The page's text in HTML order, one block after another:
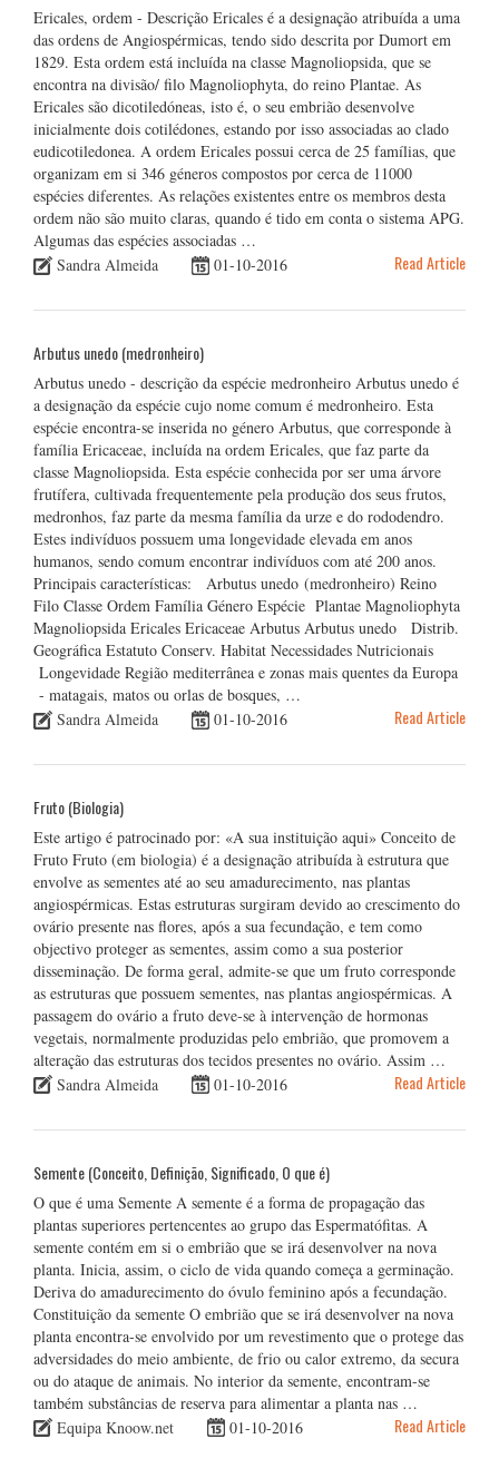
Ericales, ordem - Descrição Ericales é a designação atribuída a uma
das ordens de Angiospérmicas, tendo sido descrita por Dumort em
1829. Esta ordem está incluída na classe Magnoliopsida, que se
encontra na divisão/ filo Magnoliophyta, do reino Plantae. As
Ericales são dicotiledóneas, isto é, o seu embrião desenvolve
inicialmente dois cotilédones, estando por isso associadas ao clado
eudicotiledonea. A ordem Ericales possui cerca de 25 famílias, que
organizam em si 346 géneros compostos por cerca de 11000
espécies diferentes. As relações existentes entre os membros desta
ordem não são muito claras, quando é tido em conta o sistema APG.
Algumas das espécies associadas …
Sandra Almeida
01-10-2016 Read Article
Arbutus unedo (medronheiro)
Arbutus unedo - descrição da espécie medronheiro Arbutus unedo é
a designação da espécie cujo nome comum é medronheiro. Esta
espécie encontra-se inserida no género Arbutus, que corresponde à
família Ericaceae, incluída na ordem Ericales, que faz parte da
classe Magnoliopsida. Esta espécie conhecida por ser uma árvore
frutífera, cultivada frequentemente pela produção dos seus frutos,
medronhos, faz parte da mesma família da urze e do rododendro.
Estes indivíduos possuem uma longevidade elevada em anos
humanos, sendo comum encontrar indivíduos com até 200 anos.
Principais características: Arbutus unedo (medronheiro) Reino
Filo Classe Ordem Família Género Espécie Plantae Magnoliophyta
Magnoliopsida Ericales Ericaceae Arbutus Arbutus unedo Distrib.
Geográfica Estatuto Conserv. Habitat Necessidades Nutricionais
Longevidade Região mediterrânea e zonas mais quentes da Europa
- matagais, matos ou orlas de bosques, …
Sandra Almeida
01-10-2016 Read Article
Fruto (Biologia)
Este artigo é patrocinado por: «A sua instituição aqui» Conceito de
Fruto Fruto (em biologia) é a designação atribuída à estrutura que
envolve as sementes até ao seu amadurecimento, nas plantas
angiospérmicas. Estas estruturas surgiram devido ao crescimento do
ovário presente nas flores, após a sua fecundação, e tem como
objectivo proteger as sementes, assim como a sua posterior
disseminação. De forma geral, admite-se que um fruto corresponde
as estruturas que possuem sementes, nas plantas angiospérmicas. A
passagem do ovário a fruto deve-se à intervenção de hormonas
vegetais, normalmente produzidas pelo embrião, que promovem a
alteração das estruturas dos tecidos presentes no ovário. Assim …
Sandra Almeida
01-10-2016 Read Article
Semente (Conceito, Definição, Significado, O que é)
O que é uma Semente A semente é a forma de propagação das
plantas superiores pertencentes ao grupo das Espermatófitas. A
semente contém em si o embrião que se irá desenvolver na nova
planta. Inicia, assim, o ciclo de vida quando começa a germinação.
Deriva do amadurecimento do óvulo feminino após a fecundação.
Constituição da semente O embrião que se irá desenvolver na nova
planta encontra-se envolvido por um revestimento que o protege das
adversidades do meio ambiente, de frio ou calor extremo, da secura
ou do ataque de animais. No interior da semente, encontram-se
também substâncias de reserva para alimentar a planta nas …
Equipa Knoow.net
01-10-2016 Read Article